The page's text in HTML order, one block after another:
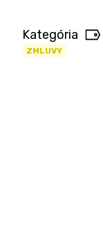
Kategória
ZMLUVY